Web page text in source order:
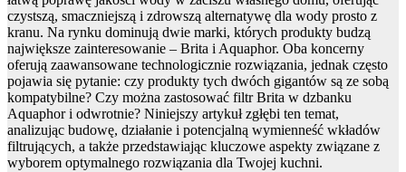
czystszą, smaczniejszą i zdrowszą alternatywę dla wody prosto z
kranu. Na rynku dominują dwie marki, których produkty budzą
największe zainteresowanie – Brita i Aquaphor. Oba koncerny
oferują zaawansowane technologicznie rozwiązania, jednak często
pojawia się pytanie: czy produkty tych dwóch gigantów są ze sobą
kompatybilne? Czy można zastosować filtr Brita w dzbanku
Aquaphor i odwrotnie? Niniejszy artykuł zgłębi ten temat,
analizując budowę, działanie i potencjalną wymienneść wkładów
filtrujących, a także przedstawiając kluczowe aspekty związane z
wyborem optymalnego rozwiązania dla Twojej kuchni.